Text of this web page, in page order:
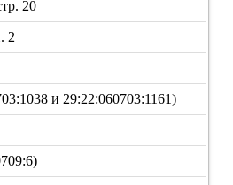
20
2
и 29:22:060703:1161)